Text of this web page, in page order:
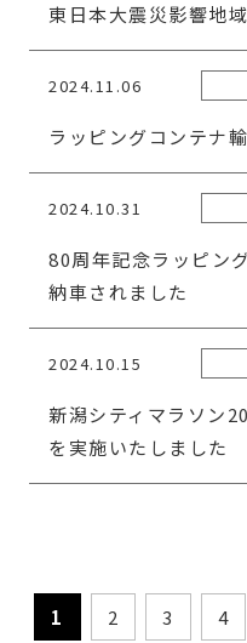
東日本大震災影響地
2024.11.06
ラッピングコンテナ
2024.10.31
80周年記念ラッピン
納車されました
2024.10.15
新潟シティマラソン
を実施いたしました
1 2 3 4